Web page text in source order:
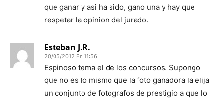
que ganar y asi ha sido, gano una y hay que
respetar la opinion del jurado.
Esteban J.R.
20/05/2012 En 11:56
Espinoso tema el de los concursos. Supongo
que no es lo mismo que la foto ganadora la elija
un conjunto de fotógrafos de prestigio a que lo